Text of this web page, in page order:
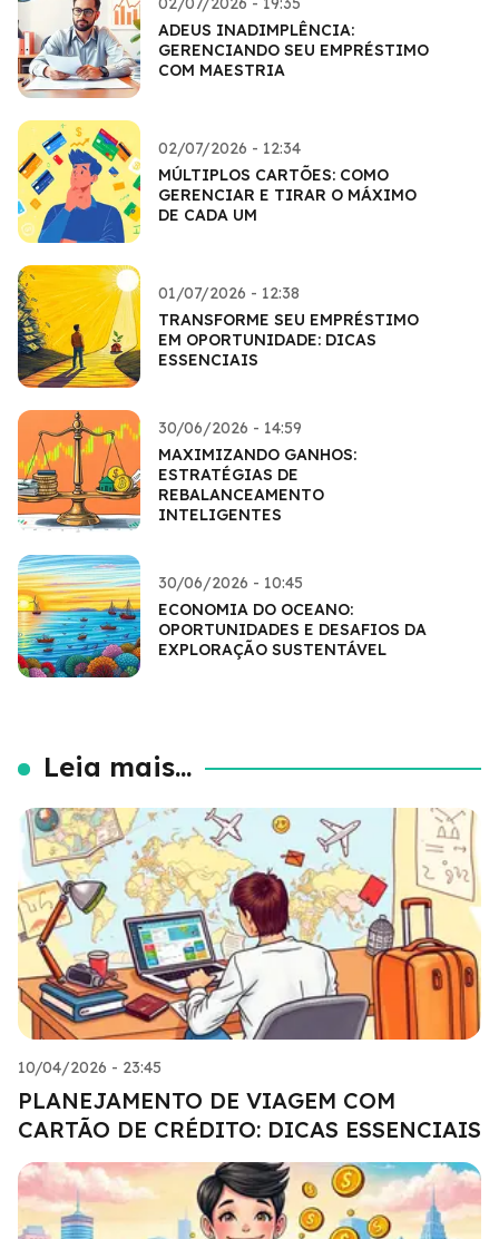
ADEUS INADIMPLÊNCIA:
GERENCIANDO SEU EMPRÉSTIMO
COM MAESTRIA
02/07/2026 - 12:34
MÚLTIPLOS CARTÕES: COMO
GERENCIAR E TIRAR O MÁXIMO
DE CADA UM
01/07/2026 - 12:38
TRANSFORME SEU EMPRÉSTIMO
EM OPORTUNIDADE: DICAS
ESSENCIAIS
30/06/2026 - 14:59
MAXIMIZANDO GANHOS:
ESTRATÉGIAS DE
REBALANCEAMENTO
INTELIGENTES
30/06/2026 - 10:45
ECONOMIA DO OCEANO:
OPORTUNIDADES E DESAFIOS DA
EXPLORAÇÃO SUSTENTÁVEL
Leia mais...
10/04/2026 - 23:45
PLANEJAMENTO DE VIAGEM COM
CARTÃO DE CRÉDITO: DICAS ESSENCIAIS